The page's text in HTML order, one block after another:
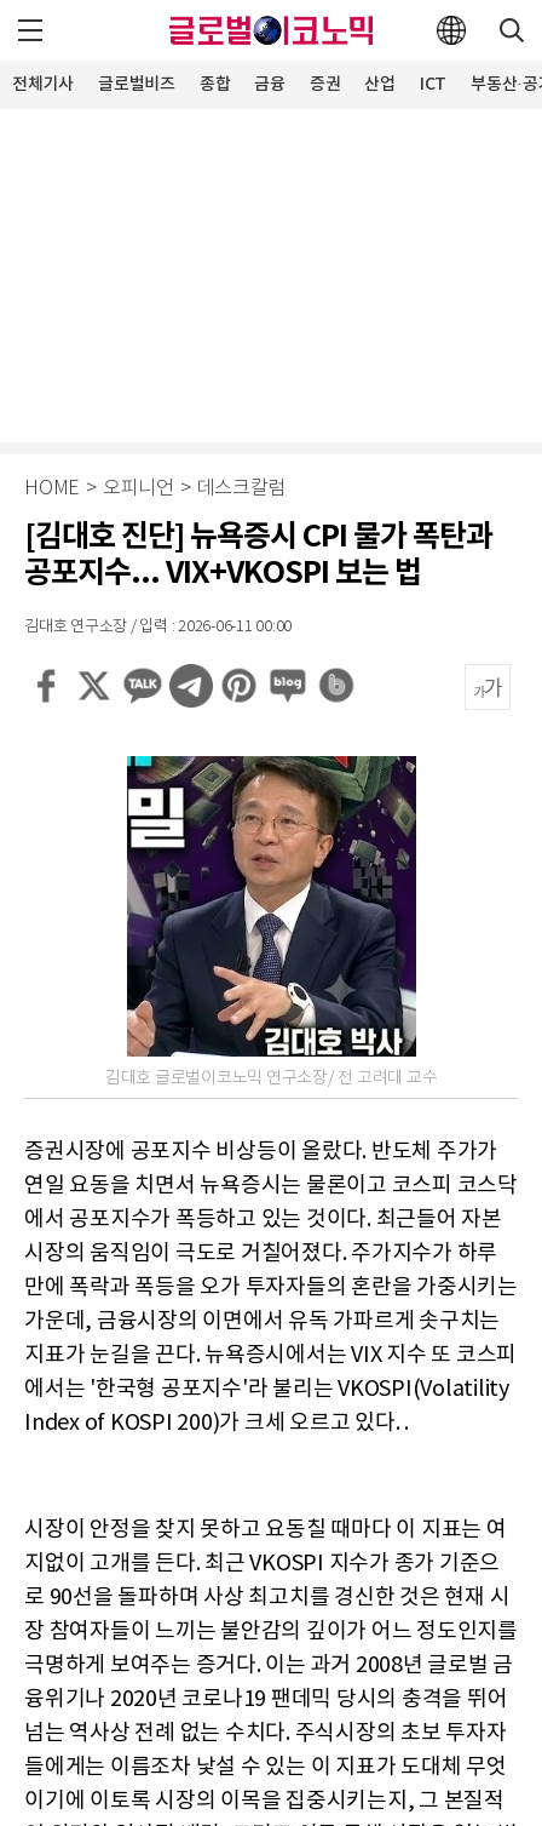
전체기사 글로벌비즈 종합 금융 증권 산업 ICT 부동산·
HOME > 오피니언 > 데스크칼럼
[김대호 진단] 뉴욕증시 CPI 물가 폭탄과
공포지수... VIX+VKOSPI 보는 법
김대호 연구소장 / 입력 : 2026-06-11 00:00
김대호 글로벌이코노믹 연구소장/ 전 고려대 교수
증권시장에 공포지수 비상등이 올랐다. 반도체 주가가
연일 요동을 치면서 뉴욕증시는 물론이고 코스피 코스닥
에서 공포지수가 폭등하고 있는 것이다. 최근들어 자본
시장의 움직임이 극도로 거칠어졌다. 주가지수가 하루
만에 폭락과 폭등을 오가 투자자들의 혼란을 가중시키는
가운데, 금융시장의 이면에서 유독 가파르게 솟구치는
지표가 눈길을 끈다. 뉴욕증시에서는 VIX 지수 또 코스피
에서는 '한국형 공포지수'라 불리는 VKOSPI(Volatility
Index of KOSPI 200)가 크세 오르고 있다. .
시장이 안정을 찾지 못하고 요동칠 때마다 이 지표는 여
지없이 고개를 든다. 최근 VKOSPI 지수가 종가 기준으
로 90선을 돌파하며 사상 최고치를 경신한 것은 현재 시
장 참여자들이 느끼는 불안감의 깊이가 어느 정도인지를
극명하게 보여주는 증거다. 이는 과거 2008년 글로벌 금
융위기나 2020년 코로나19 팬데믹 당시의 충격을 뛰어
넘는 역사상 전례 없는 수치다. 주식시장의 초보 투자자
들에게는 이름조차 낯설 수 있는 이 지표가 도대체 무엇
이기에 이토록 시장의 이목을 집중시키는지, 그 본질적